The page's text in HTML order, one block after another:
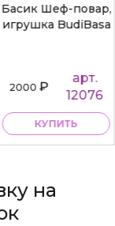
Басик Шеф-повар,
игрушка BudiBasa
2000₽
арт.
12076
КУПИТЬ
на